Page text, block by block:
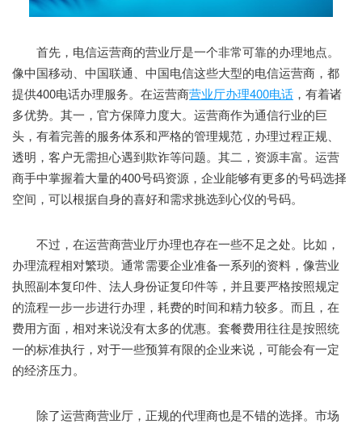
首先，电信运营商的营业厅是一个非常可靠的办理地点。
像中国移动、中国联通、中国电信这些大型的电信运营商，都
提供400电话办理服务。在运营商营业厅办理400电话 ，有着诸
多优势。其一，官方保障力度大。运营商作为通信行业的巨
头，有着完善的服务体系和严格的管理规范，办理过程正规、
透明，客户无需担心遇到欺诈等问题。其二，资源丰富。运营
商手中掌握着大量的400号码资源，企业能够有更多的号码选择
空间，可以根据自身的喜好和需求挑选到心仪的号码。
不过，在运营商营业厅办理也存在一些不足之处。比如，
办理流程相对繁琐。通常需要企业准备一系列的资料，像营业
执照副本复印件、法人身份证复印件等，并且要严格按照规定
的流程一步一步进行办理，耗费的时间和精力较多。而且，在
费用方面，相对来说没有太多的优惠。套餐费用往往是按照统
一的标准执行，对于一些预算有限的企业来说，可能会有一定
的经济压力。
除了运营商营业厅，正规的代理商也是不错的选择。市场